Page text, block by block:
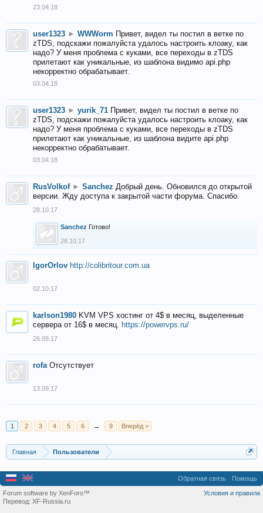
23.04.18
user1323 ► WWWorm Привет, видел ты постил в ветке по
zTDS, подскажи пожалуйста удалось настроить клоаку, как
надо? У меня проблема с куками, все переходы в zTDS
прилетают как уникальные, из шаблона видимо api.php
некорректно обрабатывает.
03.04.18
user1323 ► yurik_71 Привет, видел ты постил в ветке по
zTDS, подскажи пожалуйста удалось настроить клоаку, как
надо? У меня проблема с куками, все переходы в zTDS
прилетают как уникальные, из шаблона видите api.php
некорректно обрабатывает.
03.04.18
RusVolkof ► Sanchez Добрый день. Обновился до открытой
версии. Жду доступа к закрытой части форума. Спасибо.
28.10.17
Sanchez Готово!
28.10.17
IgorOrlov http://colibritour.com.ua
02.10.17
karlson1980 KVM VPS хостинг от 4$ в месяц, выделенные
сервера от 16$ в месяц. https://powervps.ru/
26.09.17
rofa Отсутствует
13.09.17
1 2 3 4 5 6 → 9 Вперёд >
Главная Пользователи
Обратная связь Помощь
Условия и правила
Forum software by XenForo™
Перевод: XF-Russia.ru